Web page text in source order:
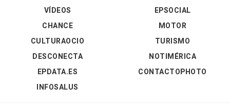
VÍDEOS
EPSOCIAL
CHANCE
CULTURAOCIO
DESCONECTA
EPDATA.ES
INFOSALUS
MOTOR
TURISMO
NOTIMÉRICA
CONTACTOPHOTO